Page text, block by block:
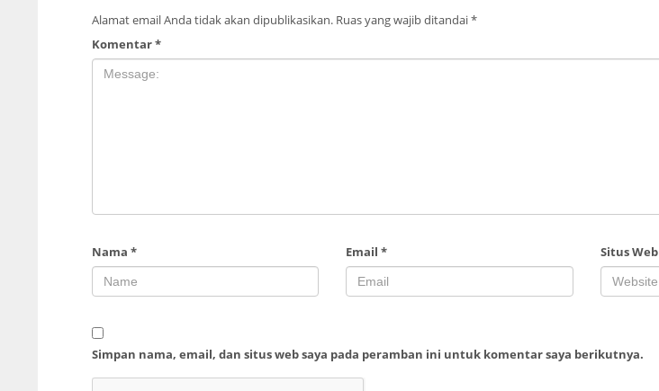
Alamat email Anda tidak akan dipublikasikan. Ruas yang wajib ditandai*
Komentar*
Nama * Email* Situs Web
Simpan nama, email, dan situs web saya pada peramban ini untuk komentar saya berikutnya.